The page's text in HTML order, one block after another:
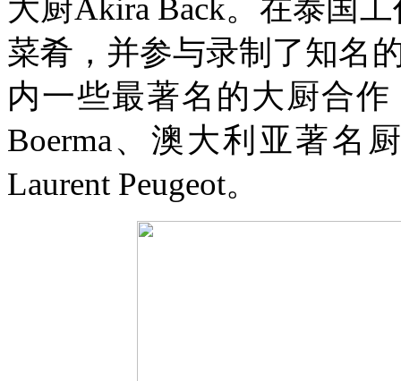
大厨Akira Back。 在泰国
菜肴，并参与录制了知名
内一些最著名的大厨合作
Boerma、澳大利亚著名
Laurent Peugeot。